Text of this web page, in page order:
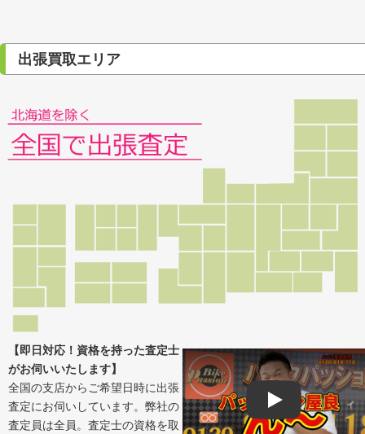
出張買取エリア
Play
【即日対応！資格を持った査定士
がお伺いいたします】
全国の支店からご希望日時に出張
査定にお伺いしています。弊社の
査定員は全員。査定士の資格を取